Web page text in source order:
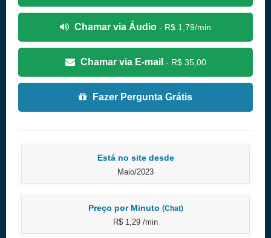
Chamar via Áudio - R$ 1,79/min
Chamar via E-mail - R$ 35,00
Fazer Pergunta Grátis
Está no site desde
Maio/2023
Preço por Minuto (Chat)
R$ 1,29 /min